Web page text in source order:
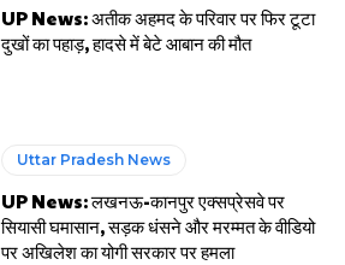
UP News: अतीक अहमद के परिवार पर फिर टूटा
दुखों का पहाड़, हादसे में बेटे आबान की मौत
Uttar Pradesh News
UP News: लखनऊ-कानपुर एक्सप्रेसवे पर
सियासी घमासान, सड़क धंसने और मरम्मत के वीडियो
पर अखिलेश का योगी सरकार पर हमला